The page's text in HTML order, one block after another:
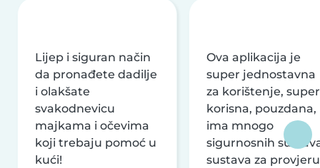
Lijep i siguran način
da pronađete dadilje
i olakšate
svakodnevicu
majkama i očevima
koji trebaju pomoć u
kući!
Ova aplikacija je
super jednostavna
za korištenje, super
korisna, pouzdana,
ima mnogo
sigurnosnih
sustava za provjeru